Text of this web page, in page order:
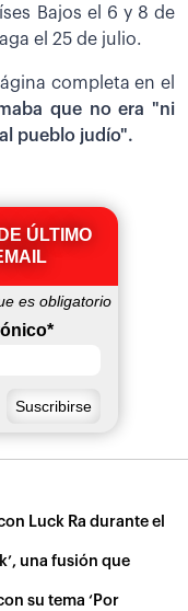
Bajos el 6 y 8 de
el 25 de julio.
completa en el
que no era "ni
pueblo judío".
ÚLTIMO
es obligatorio
*
Luck Ra durante el
una fusión que
su tema ‘Por